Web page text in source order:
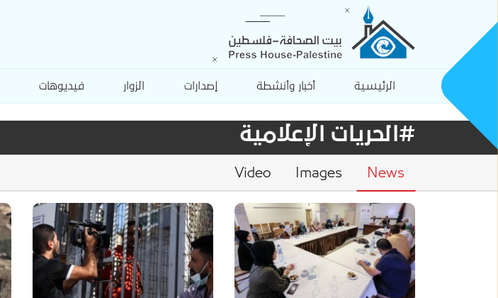
الرئيسية أخبار وأنشطة إصدارات الزوار فيديوهات
#الحريات الإعلامية
News
Images
Video